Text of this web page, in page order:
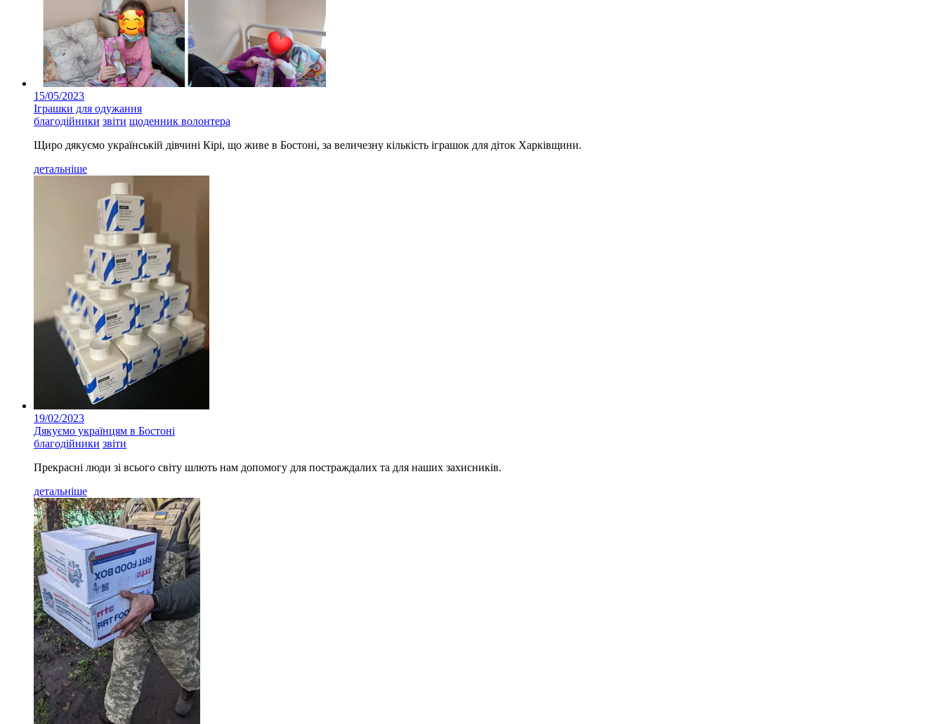
15/05/2023
Іграшки для одужання
благодійники звіти щоденник волонтера
Щиро дякуємо українській дівчині Кірі, що живе в Бостоні, за величезну кількість іграшок для діток Харківщини.
детальніше
19/02/2023
Дякуємо українцям в Бостоні
благодійники звіти
Прекрасні люди зі всього світу шлють нам допомогу для постраждалих та для наших захисників.
детальніше